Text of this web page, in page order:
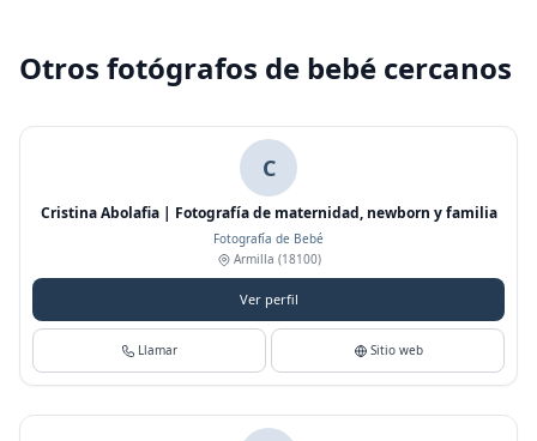
Otros fotógrafos de bebé cercanos
C
Cristina Abolafia | Fotografía de maternidad, newborn y familia
Fotografía de Bebé
Armilla (18100)
Ver perfil
Llamar Sitio web